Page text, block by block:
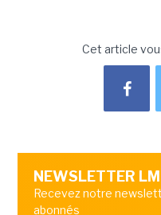
Cet article
NEWSLETTER LMI
Recevez notre
abonnés